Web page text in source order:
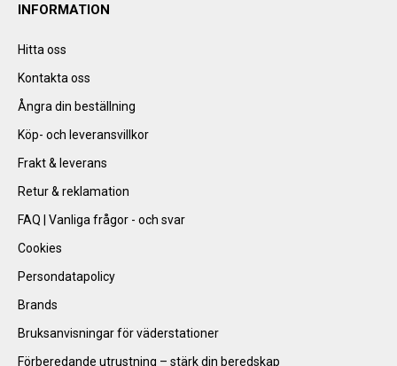
INFORMATION
Hitta oss
Kontakta oss
Ångra din beställning
Köp- och leveransvillkor
Frakt & leverans
Retur & reklamation
FAQ | Vanliga frågor - och svar
Cookies
Persondatapolicy
Brands
Bruksanvisningar för väderstationer
Förberedande utrustning – stärk din beredskap